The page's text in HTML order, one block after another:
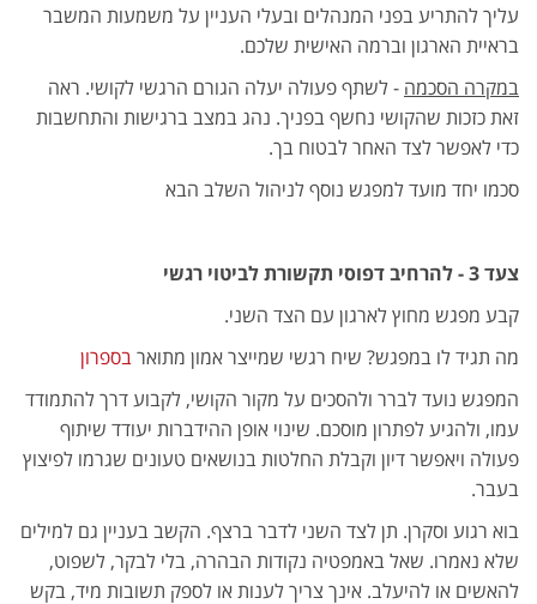
עליך להתריע בפני המנהלים ובעלי העניין על משמעות המשבר
בראיית הארגון וברמה האישית שלכם.
במקרה הסכמה - לשתף פעולה יעלה הגורם הרגשי לקושי. ראה
זאת כזכות שהקושי נחשף בפניך. נהג במצב ברגישות והתחשבות
כדי לאפשר לצד האחר לבטוח בך.
סכמו יחד מועד למפגש נוסף לניהול השלב הבא
צעד 3 -
להרחיב דפוסי תקשורת לביטוי רגשי
קבע מפגש מחוץ לארגון עם הצד השני.
מה תגיד לו במפגש? שיח רגשי שמייצר אמון מתוארבספרון
המפגש נועד לברר ולהסכים על מקור הקושי, לקבוע דרך להתמודד
עמו, ולהגיע לפתרון מוסכם. שינוי אופן ההידברות יעודד שיתוף
פעולה ויאפשר דיון וקבלת החלטות בנושאים טעונים שגרמו לפיצוץ
בעבר.
בוא רגוע וסקרן. תן לצד השני לדבר ברצף. הקשב בעניין גם למילים
שלא נאמרו. שאל באמפטיה נקודות הבהרה, בלי לבקר, לשפוט,
להאשים או להיעלב. אינך צריך לענות או לספק תשובות מיד, בקש